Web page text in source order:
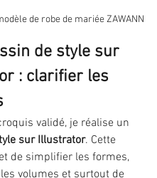
de robe de mariée ZAWANN
de style sur
: clarifier les
validé, je réalise un
sur Illustrator. Cette
de simplifier les formes,
volumes et surtout de